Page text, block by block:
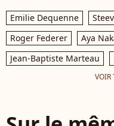
Emilie Dequenne
Roger Federer
Aya
Jean-Baptiste Marteau
VOIR